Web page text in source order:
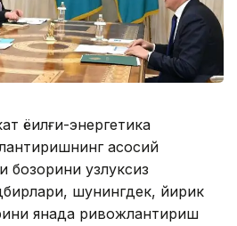
ёқилғи-энергетика
асосий
бозорини узлуксиз
шунингдек, йирик
янада ривожлантириш